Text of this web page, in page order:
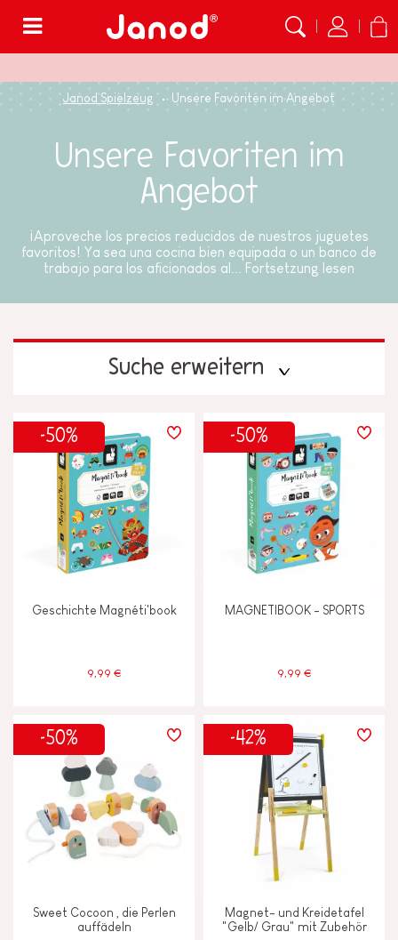
Janod Spielzeug Unsere Favoriten im Angebot
Unsere Favoriten im
Angebot
¡Aproveche los precios reducidos de nuestros juguetes
favoritos! Ya sea una cocina bien equipada o un banco de
trabajo para los aficionados al...
Fortsetzung lesen
Suche erweitern
LERNEFFEKTE
Anfassen, sehen und hören
Ausdenken, erfinden und erschaffen
Bauen und entwerfen
Aufnahmefähigkeit
Gehen, laufen und sich bewegen
Lesen, schreiben und zählen
Tauschen und teilen
-50%
Geschichte Magnéti'book
9,99 €
-50%
MAGNETIBOOK - SPORTS
9,99 €
-50%
Sweet Cocoon , die Perlen
auffädeln
-42%
Magnet- und Kreidetafel
"Gelb/ Grau" mit Zubehör